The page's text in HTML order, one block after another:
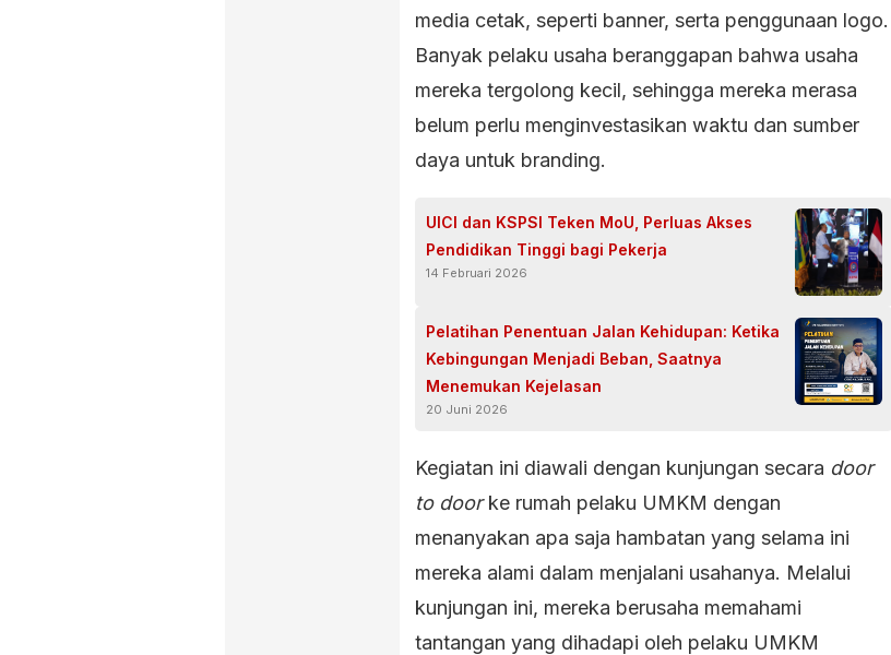
media cetak, seperti banner, serta penggunaan logo.
Banyak pelaku usaha beranggapan bahwa usaha
mereka tergolong kecil, sehingga mereka merasa
belum perlu menginvestasikan waktu dan sumber
daya untuk branding.
UICI dan KSPSI Teken MoU, Perluas Akses
Pendidikan Tinggi bagi Pekerja
14 Februari 2026
Pelatihan Penentuan Jalan Kehidupan: Ketika
Kebingungan Menjadi Beban, Saatnya
Menemukan Kejelasan
20 Juni 2026
Kegiatan ini diawali dengan kunjungan secara door
to doorke rumah pelaku UMKM dengan
menanyakan apa saja hambatan yang selama ini
mereka alami dalam menjalani usahanya. Melalui
kunjungan ini, mereka berusaha memahami
tantangan yang dihadapi oleh pelaku UMKM